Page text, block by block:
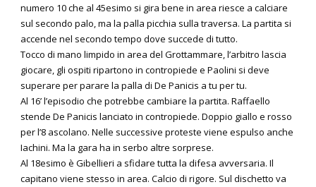
numero 10 che al 45esimo si gira bene in area riesce a calciare
sul secondo palo, ma la palla picchia sulla traversa. La partita si
accende nel secondo tempo dove succede di tutto.
Tocco di mano limpido in area del Grottammare, l’arbitro lascia
giocare, gli ospiti ripartono in contropiede e Paolini si deve
superare per parare la palla di De Panicis a tu per tu.
Al 16’ l’episodio che potrebbe cambiare la partita. Raffaello
stende De Panicis lanciato in contropiede. Doppio giallo e rosso
per l’8 ascolano. Nelle successive proteste viene espulso anche
Iachini. Ma la gara ha in serbo altre sorprese.
Al 18esimo è Gibellieri a sfidare tutta la difesa avversaria. Il
capitano viene stesso in area. Calcio di rigore. Sul dischetto va